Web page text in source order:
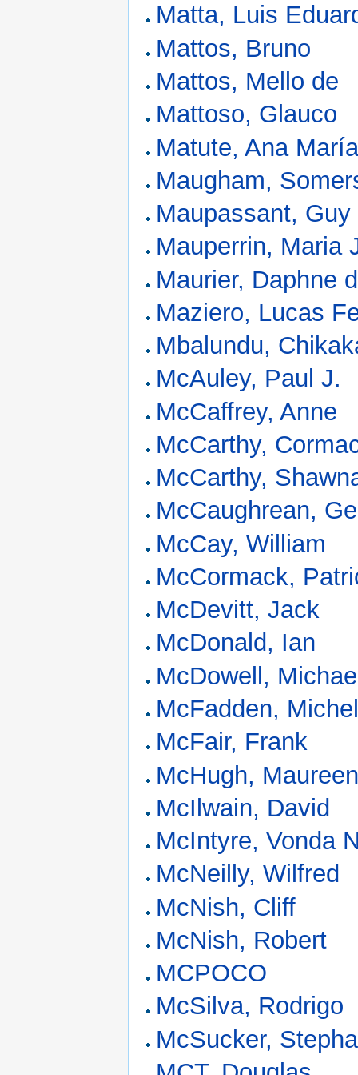
Matta, Luis
Mattos, Bruno
Mattos, Mello de
Mattoso, Glauco
Matute, Ana
Maugham,
Maupassant, Guy
Mauperrin, Maria
Maurier, Daphne
Maziero, Lucas
Mbalundu,
McAuley, Paul J.
McCaffrey, Anne
McCarthy,
McCarthy,
McCaughrean,
McCay, William
McCormack,
McDevitt, Jack
McDonald, Ian
McDowell,
McFadden,
McFair, Frank
McHugh,
McIlwain, David
McIntyre, Vonda
McNeilly, Wilfred
McNish, Cliff
McNish, Robert
MCPOCO
McSilva, Rodrigo
McSucker,